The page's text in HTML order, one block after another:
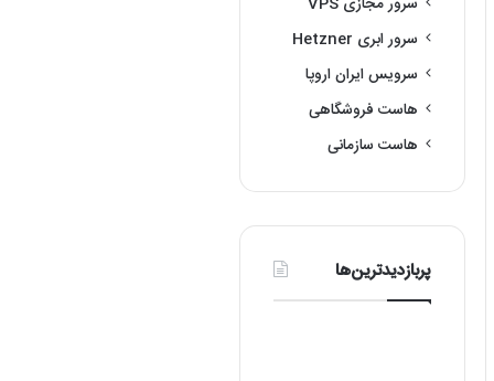
سرور مجازی VPS
سرور ابری Hetzner
سرویس ایران اروپا
هاست فروشگاهی
هاست سازمانی
پربازدیدترین‌ها